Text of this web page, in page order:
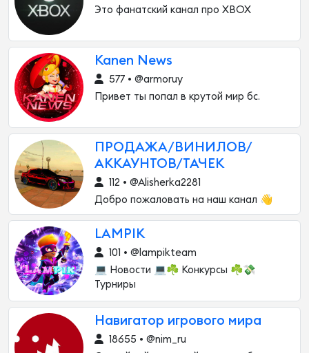
Это фанатский канал про XBOX
Kanen News
577 • @armoruy
Привет ты попал в крутой мир бс.
ПРОДАЖА/ВИНИЛОВ/
АККАУНТОВ/ТАЧЕК
112 • @Alisherka2281
Добро пожаловать на наш канал 👋
LAMPIK
101 • @lampikteam
💻 Новости 💻☘️ Конкурсы ☘️💸
Турниры
Навигатор игрового мира
18655 • @nim_ru